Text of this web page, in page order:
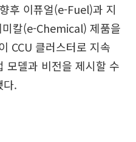
후 이퓨얼(e-Fuel)과 지
칼(e-Chemical) 제품을
CCU 클러스터로 지속
모델과 비전을 제시할 수
다.